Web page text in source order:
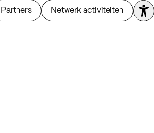
Partners Netwerk activiteiten